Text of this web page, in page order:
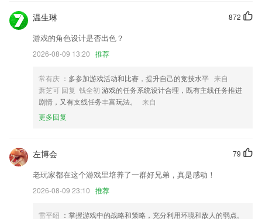
5.同时还供给了包括在线做题、真题解析、巩固模考、真题模考、错题操
练、精选押题等丰厚功能。
6.四维助记更牢固背单词：基于超级记忆原理，为单词提供正统、巧记、
搞笑、笔记四种记忆模式；
优化了音频稿件播放器
证件照尺寸裁切，一张照片，所有尺寸
期待
修复罕见Bug
修复崩溃率
872
温生琳
游戏的角色设计是否出色？
2026-08-09 13:20 推荐
常有庆 ：多参加游戏活动和比赛，提升自己的竞技水平 来自
萧芝可 回复 钱全初 游戏的任务系统设计合理，既有主线任务推进
剧情，又有支线任务丰富玩法。
来自
更多回复
79
左博会
老玩家都在这个游戏里培养了一群好兄弟，真是感动！
2026-08-09 23:10 推荐
雷平绍 ：掌握游戏中的战略和策略，充分利用环境和敌人的弱点。